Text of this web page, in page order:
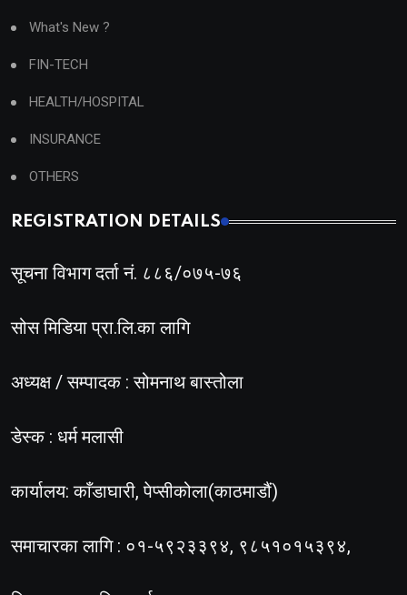
What's New ?
FIN-TECH
HEALTH/HOSPITAL
INSURANCE
OTHERS
REGISTRATION DETAILS
सूचना विभाग दर्ता नं. ८८६/०७५-७६
सोस मिडिया प्रा.लि.का लागि
अध्यक्ष / सम्पादक : सोमनाथ बास्तोला
डेस्क : धर्म मलासी
कार्यालय: काँडाघारी, पेप्सीकोला(काठमाडौं)
समाचारका लागि : ०१-५९२३३९४, ९८५१०१५३९४,